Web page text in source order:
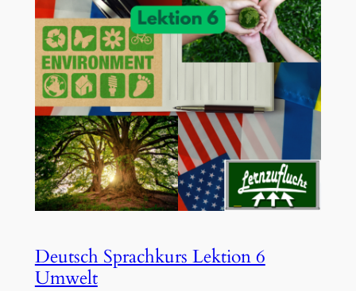
Deutsch Sprachkurs Lektion 6
Umwelt